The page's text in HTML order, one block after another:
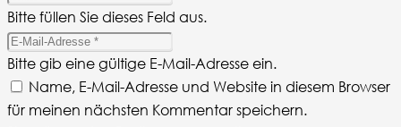
Bitte füllen Sie dieses Feld aus.
Bitte gib eine gültige E-Mail-Adresse ein.
Name, E-Mail-Adresse und Website in diesem Browser
für meinen nächsten Kommentar speichern.